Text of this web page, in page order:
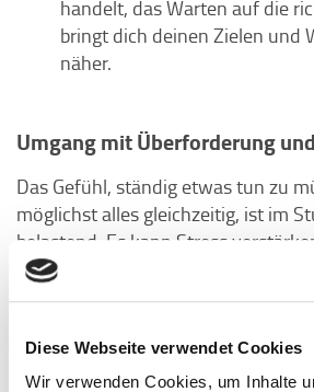
Diese Webseite verwendet Cookies
Wir verwenden Cookies, um Inhalte
handelt, das Warten auf die
bringt dich deinen Zielen und
näher.
Umgang mit Überforderung
Das Gefühl, ständig etwas tun zu
möglichst alles gleichzeitig, ist im
belastend. Es kann Stress
ungünstigen
exzessives Arbeiten oder
müssen« werden dann schnell
blockieren deinen Fortschritt.